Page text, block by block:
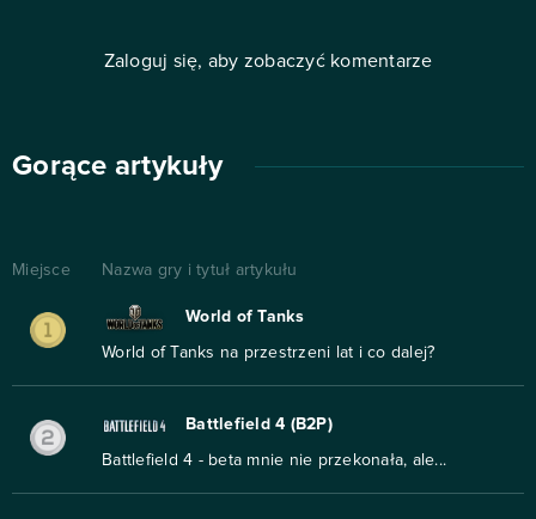
Zaloguj się, aby zobaczyć komentarze
Gorące artykuły
Miejsce Nazwa gry i tytuł artykułu
World of Tanks
World of Tanks na przestrzeni lat i co dalej?
Battlefield 4 (B2P)
Battlefield 4 - beta mnie nie przekonała, ale...